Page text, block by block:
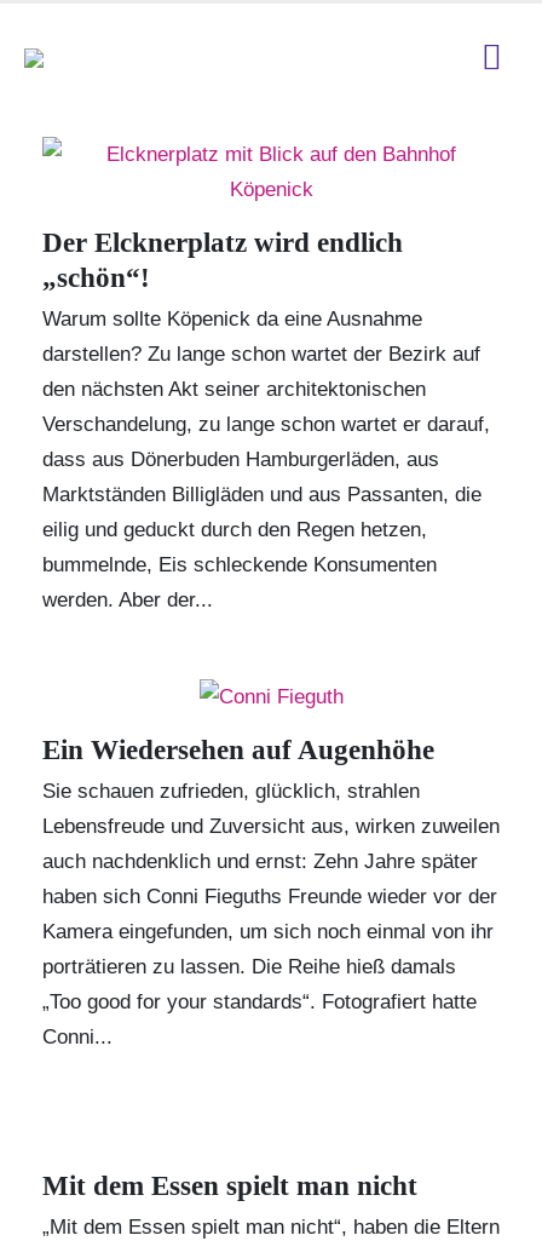
Der Elcknerplatz wird endlich
„schön“!
Warum sollte Köpenick da eine Ausnahme
darstellen? Zu lange schon wartet der Bezirk auf
den nächsten Akt seiner architektonischen
Verschandelung, zu lange schon wartet er darauf,
dass aus Dönerbuden Hamburgerläden, aus
Marktständen Billigläden und aus Passanten, die
eilig und geduckt durch den Regen hetzen,
bummelnde, Eis schleckende Konsumenten
werden. Aber der...
Ein Wiedersehen auf Augenhöhe
Sie schauen zufrieden, glücklich, strahlen
Lebensfreude und Zuversicht aus, wirken zuweilen
auch nachdenklich und ernst: Zehn Jahre später
haben sich Conni Fieguths Freunde wieder vor der
Kamera eingefunden, um sich noch einmal von ihr
porträtieren zu lassen. Die Reihe hieß damals
„Too good for your standards“. Fotografiert hatte
Conni...
Mit dem Essen spielt man nicht
„Mit dem Essen spielt man nicht“, haben die Eltern